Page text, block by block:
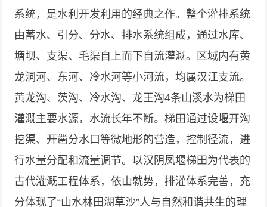
系统，是水利开发利用的经典之作。整个灌排系统
由蓄水、引分、分水、排水系统组成，通过水库、
塘坝、支渠、毛渠自上而下自流灌溉。区域内有黄
龙洞河、东河、冷水河等小河流，均属汉江支流。
黄龙沟、茨沟、冷水沟、龙王沟4条山溪水为梯田
灌溉主要水源，水流长年不断。梯田通过设堰开沟
挖渠、开凿分水口等微地形的营造，控制径流，进
行水量分配和流量调节。以汉阴凤堰梯田为代表的
古代灌溉工程体系，依山就势，排灌体系完善，充
分体现了“山水林田湖草沙”人与自然和谐共生的理